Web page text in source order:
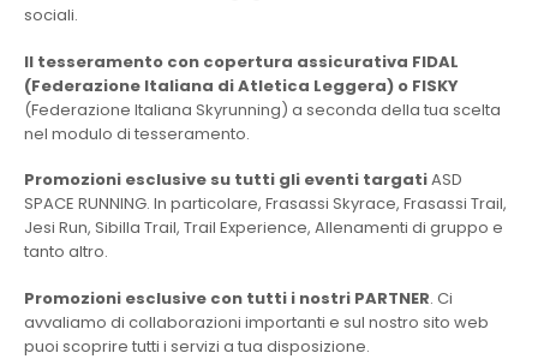
sociali.
Il tesseramento con copertura assicurativa FIDAL
(Federazione Italiana di Atletica Leggera) o FISKY
(Federazione Italiana Skyrunning) a seconda della tua scelta
nel modulo di tesseramento.
Promozioni esclusive su tutti gli eventi targatiASD
SPACE RUNNING. In particolare, Frasassi Skyrace, Frasassi Trail,
Jesi Run, Sibilla Trail, Trail Experience, Allenamenti di gruppo e
tanto altro.
Promozioni esclusive con tutti i nostri PARTNER. Ci
avvaliamo di collaborazioni importanti e sul nostro sito web
puoi scoprire tutti i servizi a tua disposizione.